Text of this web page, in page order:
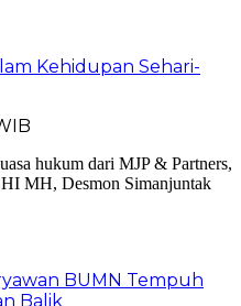
Kehidupan Sehari-
BUMN Tempuh
Balik